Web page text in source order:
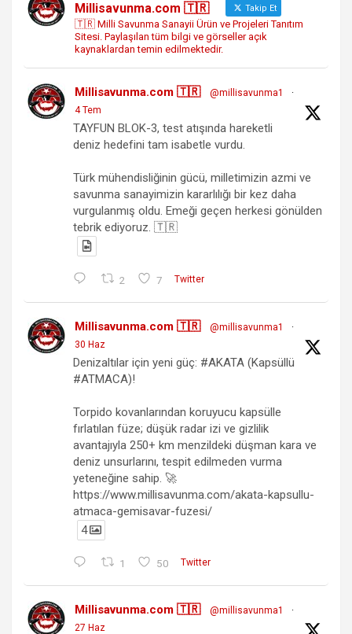
Millisavunma.com 🇹🇷 Takip Et
🇹🇷 Milli Savunma Sanayii Ürün ve Projeleri Tanıtım
Sitesi. Paylaşılan tüm bilgi ve görseller açık
kaynaklardan temin edilmektedir.
Millisavunma.com 🇹🇷 @millisavunma1
·
4 Tem
TAYFUN BLOK-3, test atışında hareketli
deniz hedefini tam isabetle vurdu.
Türk mühendisliğinin gücü, milletimizin azmi ve
savunma sanayimizin kararlılığı bir kez daha
vurgulanmış oldu. Emeği geçen herkesi gönülden
tebrik ediyoruz. 🇹🇷
2 7 Twitter
Millisavunma.com 🇹🇷 @millisavunma1
·
30 Haz
Denizaltılar için yeni güç: #AKATA (Kapsüllü
#ATMACA)!
Torpido kovanlarından koruyucu kapsülle
fırlatılan füze; düşük radar izi ve gizlilik
avantajıyla 250+ km menzildeki düşman kara ve
deniz unsurlarını, tespit edilmeden vurma
yeteneğine sahip. 🚀
https://www.millisavunma.com/akata-kapsullu-
atmaca-gemisavar-fuzesi/
4
1 50 Twitter
Millisavunma.com 🇹🇷 @millisavunma1
·
27 Haz